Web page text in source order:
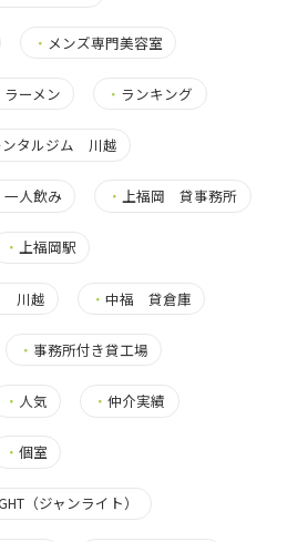
・ メンズ専門美容室
ラーメン ・ ランキング
ンタルジム 川越
一人飲み ・上福岡 貸事務所
・上福岡駅
川越 ・中福 貸倉庫
・ 事務所付き貸工場
・ 人気 ・仲介実績
・個室
（ジャンライト）